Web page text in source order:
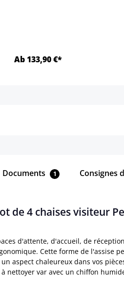
Ab 133,90 €*
Documents 1 Consignes
de 4 chaises visiteur
d'attente, d'accueil, de
Cette forme de l'assise
aspect chaleureux dans vos
nettoyer var avec un chiffon